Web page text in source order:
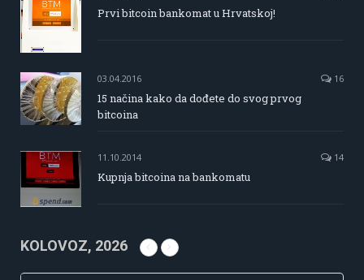
Prvi bitcoin bankomat u Hrvatskoj!
03.04.2016 16
15 načina kako da dođete do svog prvog
bitcoina
11.10.2014 14
Kupnja bitcoina na bankomatu
KOLOVOZ, 2026